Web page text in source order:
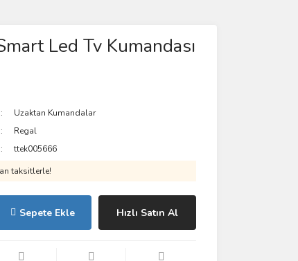
Led Tv Kumandası
Uzaktan Kumandalar
Regal
ttek005666
taksitlerle!
Sepete Ekle Hızlı Satın Al